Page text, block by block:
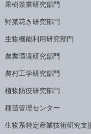
果樹茶業研究部門
野菜花き研究部門
生物機能利用研究部門
農業環境研究部門
農村工学研究部門
植物防疫研究部門
種苗管理センター
生物系特定産業技術研究支